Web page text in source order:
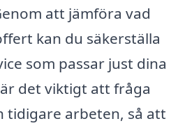
att jämföra vad
kan du säkerställa
som passar just dina
det viktigt att fråga
tidigare arbeten, så att